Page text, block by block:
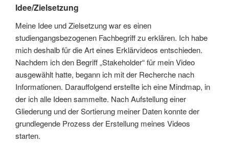
Idee/Zielsetzung
Meine Idee und Zielsetzung war es einen
studiengangsbezogenen Fachbegriff zu erklären. Ich habe
mich deshalb für die Art eines Erklärvideos entschieden.
Nachdem ich den Begriff „Stakeholder“ für mein Video
ausgewählt hatte, begann ich mit der Recherche nach
Informationen. Darauffolgend erstellte ich eine Mindmap, in
der ich alle Ideen sammelte. Nach Aufstellung einer
Gliederung und der Sortierung meiner Daten konnte der
grundlegende Prozess der Erstellung meines Videos
starten.